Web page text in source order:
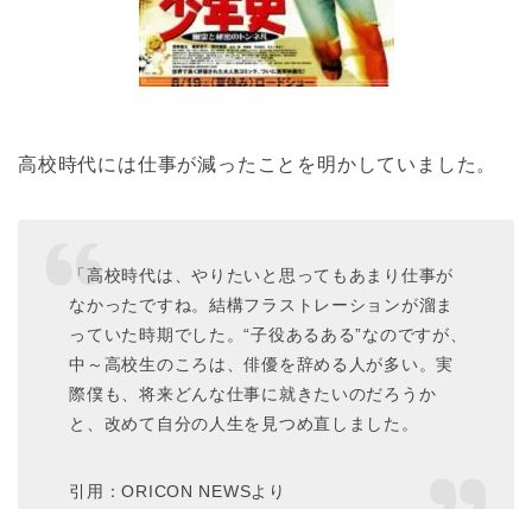
高校時代には仕事が減ったことを明かしていました。
「高校時代は、やりたいと思ってもあまり仕事が
なかったですね。結構フラストレーションが溜ま
っていた時期でした。“子役あるある”なのですが、
中～高校生のころは、俳優を辞める人が多い。実
際僕も、将来どんな仕事に就きたいのだろうか
と、改めて自分の人生を見つめ直しました。
引用：ORICON NEWSより